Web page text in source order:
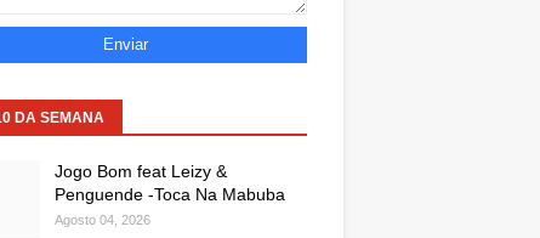
DA SEMANA
Jogo Bom feat Leizy &
Penguende -Toca Na Mabuba
Agosto 04, 2026